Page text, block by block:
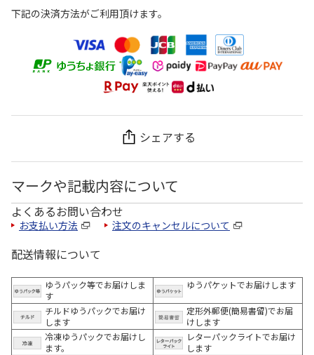
下記の決済方法がご利用頂けます。
シェアする
マークや記載内容について
よくあるお問い合わせ
お支払い方法 注文のキャンセルについて
配送情報について
ゆうパック等でお届けしま
す
ゆうパケットでお届けします
チルドゆうパックでお届け
します
定形外郵便(簡易書留)でお届
けします
冷凍ゆうパックでお届けし
ます。
レターパックライトでお届け
します